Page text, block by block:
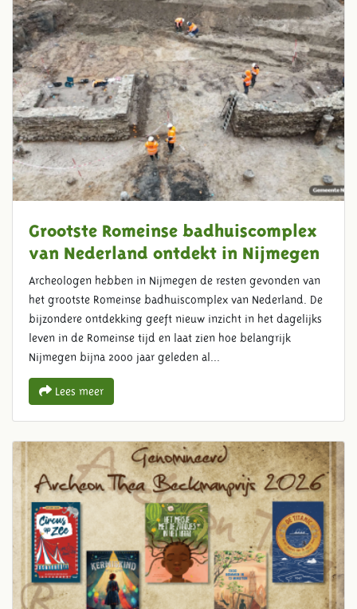
Grootste Romeinse badhuiscomplex
van Nederland ontdekt in Nijmegen
Archeologen hebben in Nijmegen de resten gevonden van
het grootste Romeinse badhuiscomplex van Nederland. De
bijzondere ontdekking geeft nieuw inzicht in het dagelijks
leven in de Romeinse tijd en laat zien hoe belangrijk
Nijmegen bijna 2000 jaar geleden al...
Lees meer